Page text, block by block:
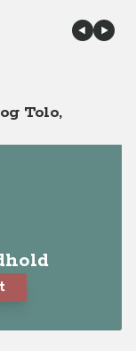
Tolo,